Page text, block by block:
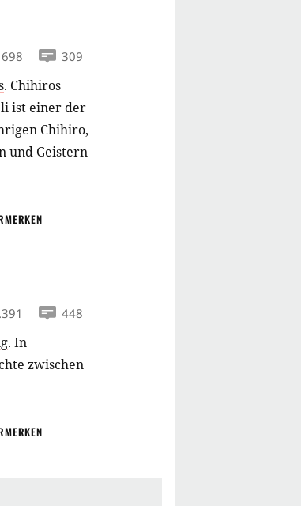
698 309
. Chihiros
ist einer der
Chihiro,
und Geistern
448
. In
zwischen